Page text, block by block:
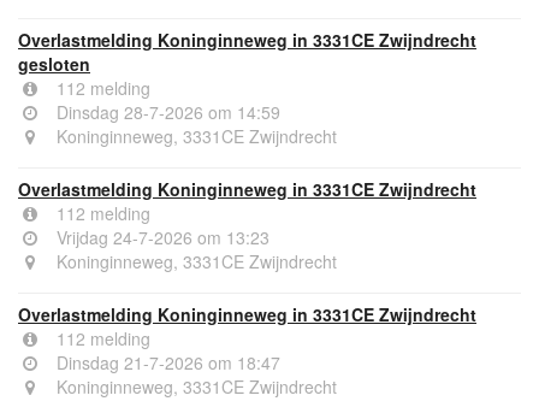
Overlastmelding Koninginneweg in 3331CE Zwijndrecht
gesloten
112 melding
Dinsdag 28-7-2026 om 14:59
Koninginneweg, 3331CE Zwijndrecht
Overlastmelding Koninginneweg in 3331CE Zwijndrecht
112 melding
Vrijdag 24-7-2026 om 13:23
Koninginneweg, 3331CE Zwijndrecht
Overlastmelding Koninginneweg in 3331CE Zwijndrecht
112 melding
Dinsdag 21-7-2026 om 18:47
Koninginneweg, 3331CE Zwijndrecht